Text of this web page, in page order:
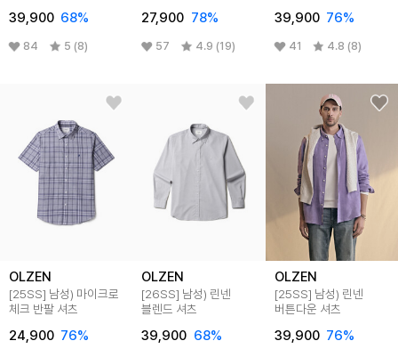
39,900 68%
84 5 (8)
27,900 78%
57 4.9 (19)
39,900 76%
41 4.8 (8)
OLZEN
[25SS] 남성) 마이크로
체크 반팔 셔츠
24,900 76%
OLZEN
[26SS] 남성) 린넨
블렌드 셔츠
39,900 68%
OLZEN
[25SS] 남성) 린넨
버튼다운 셔츠
39,900 76%